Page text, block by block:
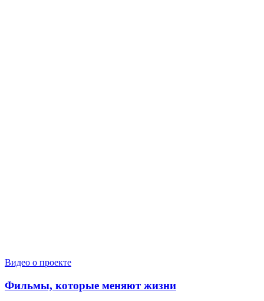
Видео о проекте
Фильмы, которые меняют жизни